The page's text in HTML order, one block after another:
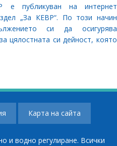
e публикуван на интернет
„За КЕВР“. По този начин
си да осигурява
цялостната си дейност, която
Карта на сайта
и водно регулиране. Всички